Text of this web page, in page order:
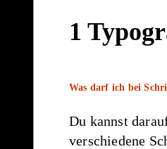
1
Was darf ich bei
Du kannst
verschiedene